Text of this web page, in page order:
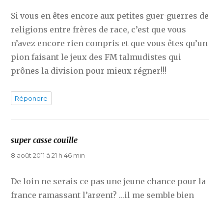
Si vous en êtes encore aux petites guer-guerres de
religions entre frères de race, c’est que vous
n’avez encore rien compris et que vous êtes qu’un
pion faisant le jeux des FM talmudistes qui
prônes la division pour mieux régner!!!
Répondre
super casse couille
8 août 2011 à 21 h 46 min
De loin ne serais ce pas une jeune chance pour la
france ramassant l’argent? …il me semble bien